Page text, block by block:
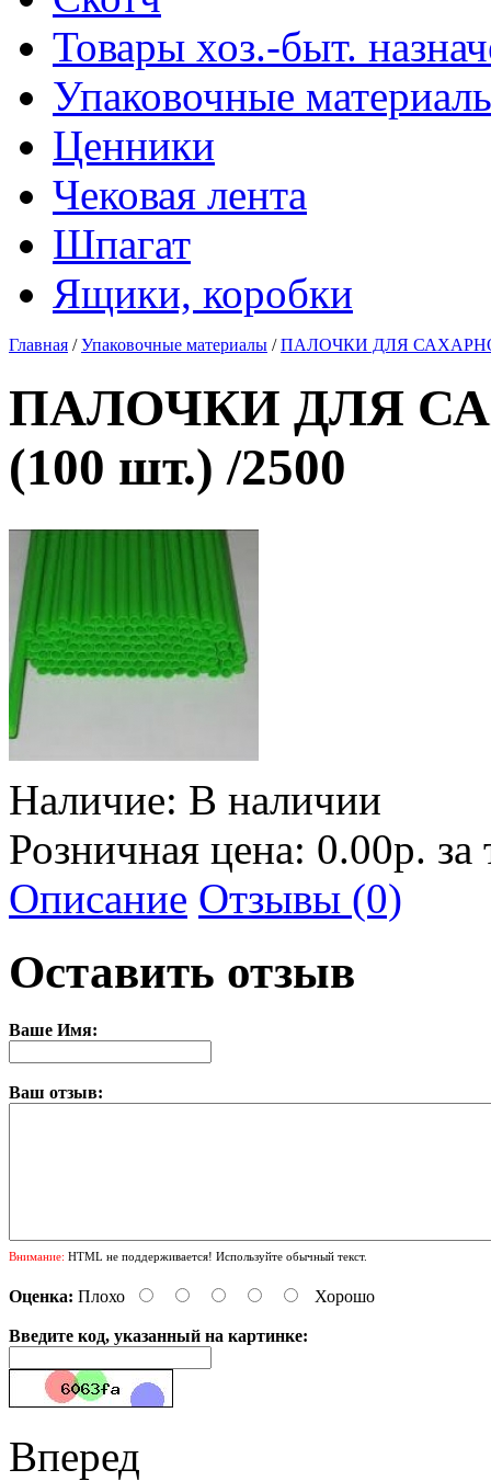
Товары хоз.-быт.
Упаковочные
Ценники
Чековая лента
Шпагат
Ящики, коробки
Главная /Упаковочные материалы /ПАЛОЧКИ ДЛЯ
ПАЛОЧКИ ДЛЯ
(100 шт.) /2500
Наличие: В наличии
Розничная цена: 0.00р.
Описание Отзывы (0)
Оставить отзыв
Ваше Имя:
Ваш отзыв:
Внимание: HTML не поддерживается! Используйте обычный текст.
Оценка: Плохо Хорошо
Введите код, указанный на картинке:
Вперед